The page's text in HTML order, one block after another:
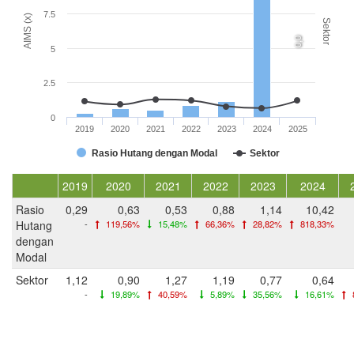
AIMS (x) Sektor
0,0
Rasio Hutang dengan Modal Sektor
2019 2020 2021 2022 2023 2024 2025
0
2.5
5
7.5
2019 2020 2021 2022 2023 2024
Rasio
Hutang
dengan
Modal
0,29
-
0,63
119,56%
0,53
15,48%
0,88
66,36%
1,14
28,82%
10,42
818,33%
Sektor 1,12
-
0,90
19,89%
1,27
40,59%
1,19
5,89%
0,77
35,56%
0,64
16,61%